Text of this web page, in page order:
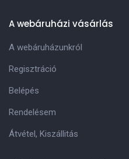
A webáruházi vásárlás
A webáruházunkról
Regisztráció
Belépés
Rendelésem
Átvétel, Kiszállitás